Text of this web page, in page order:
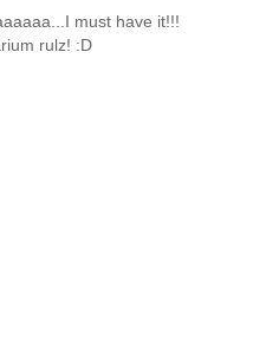
must have it!!!
rulz! :D